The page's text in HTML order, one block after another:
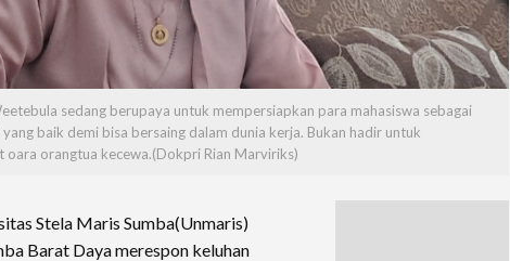
sedang berupaya untuk mempersiapkan para mahasiswa sebagai
baik demi bisa bersaing dalam dunia kerja. Bukan hadir untuk
oara orangtua kecewa.(Dokpri Rian Marviriks)
Stela Maris Sumba(Unmaris)
Barat Daya merespon keluhan